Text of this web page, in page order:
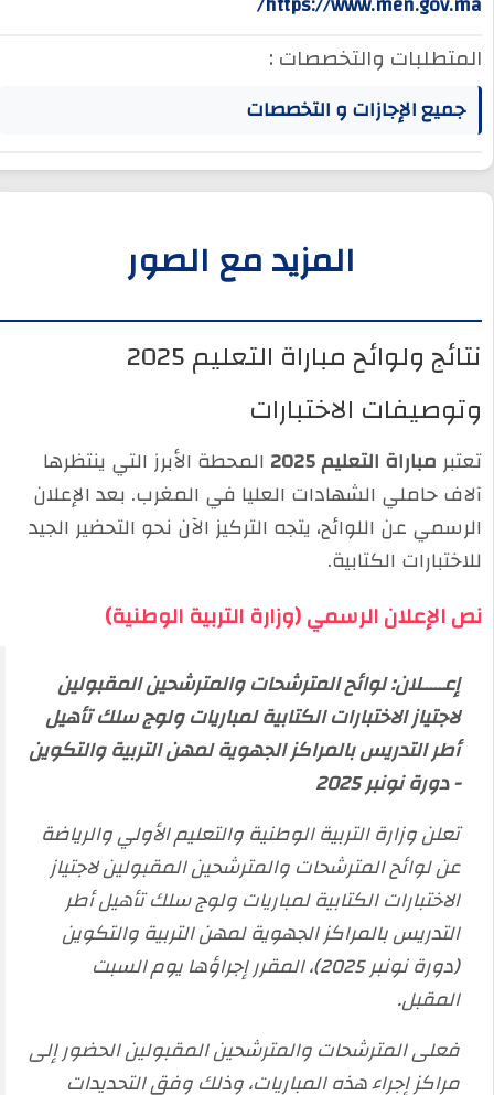
المتطلبات والتخصصات :
جميع الإجازات و التخصصات
المزيد مع الصور
نتائج ولوائح مباراة التعليم 2025
وتوصيفات الاختبارات
تعتبرمباراة التعليم 2025
المحطة الأبرز التي ينتظرها
آلاف حاملي الشهادات العليا في المغرب. بعد الإعلان
الرسمي عن اللوائح، يتجه التركيز الآن نحو التحضير الجيد
للاختبارات الكتابية.
نص الإعلان الرسمي (وزارة التربية الوطنية)
إعـــــلان: لوائح المترشحات والمترشحين المقبولين
لاجتياز الاختبارات الكتابية لمباريات ولوج سلك تأهيل
أطر التدريس بالمراكز الجهوية لمهن التربية والتكوين
- دورة نونبر 2025
تعلن وزارة التربية الوطنية والتعليم الأولي والرياضة
عن لوائح المترشحات والمترشحين المقبولين لاجتياز
الاختبارات الكتابية لمباريات ولوج سلك تأهيل أطر
التدريس بالمراكز الجهوية لمهن التربية والتكوين
(دورة نونبر 2025)، المقرر إجراؤها يوم السبت
المقبل.
فعلى المترشحات والمترشحين المقبولين الحضور إلى
مراكز إجراء هذه المباريات، وذلك وفق التحديدات